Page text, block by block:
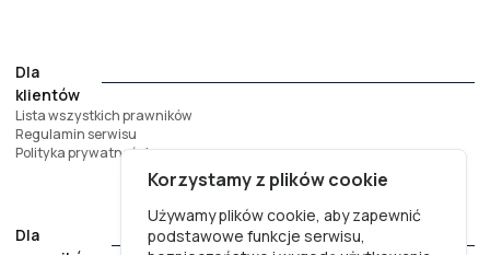
Dla
klientów
Lista wszystkich prawników
Regulamin serwisu
Polityka prywatności
Dla
Korzystamy z plików cookie
Używamy plików cookie, aby zapewnić
podstawowe funkcje serwisu,